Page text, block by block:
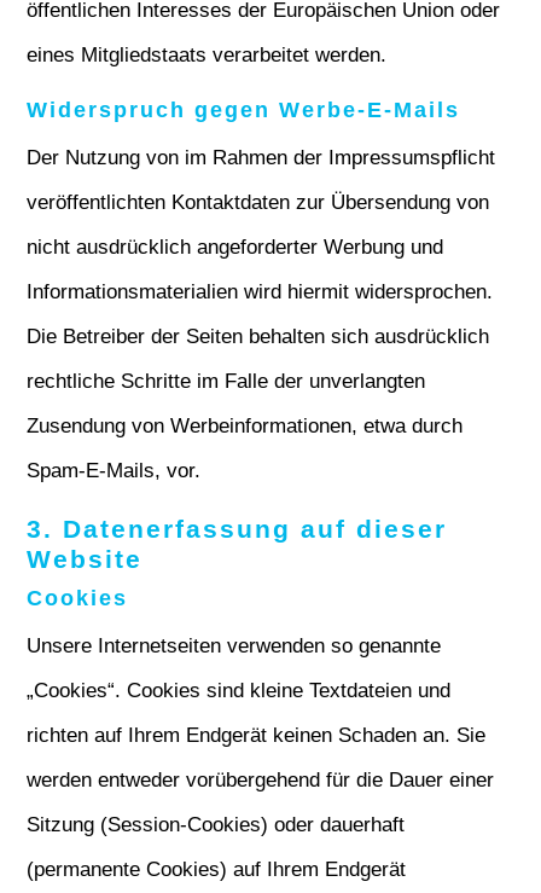
öffentlichen Interesses der Europäischen Union oder
eines Mitgliedstaats verarbeitet werden.
Widerspruch gegen Werbe-E-Mails
Der Nutzung von im Rahmen der Impressumspflicht
veröffentlichten Kontaktdaten zur Übersendung von
nicht ausdrücklich angeforderter Werbung und
Informationsmaterialien wird hiermit widersprochen.
Die Betreiber der Seiten behalten sich ausdrücklich
rechtliche Schritte im Falle der unverlangten
Zusendung von Werbeinformationen, etwa durch
Spam-E-Mails, vor.
3. Datenerfassung auf dieser
Website
Cookies
Unsere Internetseiten verwenden so genannte
„Cookies“. Cookies sind kleine Textdateien und
richten auf Ihrem Endgerät keinen Schaden an. Sie
werden entweder vorübergehend für die Dauer einer
Sitzung (Session-Cookies) oder dauerhaft
(permanente Cookies) auf Ihrem Endgerät